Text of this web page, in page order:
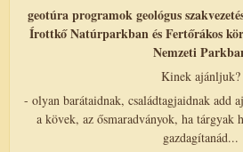
geotúra programok geológus
Írottkő Natúrparkban és Fertőrákos
Nemzeti
Kinek ajánljuk?
- olyan barátaidnak, családtagjaidnak add
a kövek, az ősmaradványok, ha tárgyak
gazdagítanád...